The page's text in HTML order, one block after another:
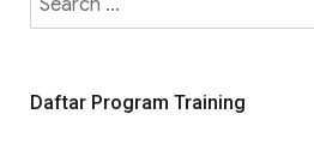
Daftar Program Training